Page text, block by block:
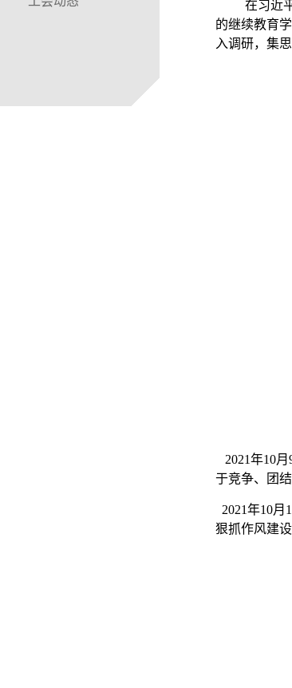
在习近
的继续教育
入调研，集
2021年10
于竞争、团
2021年10
狠抓作风建